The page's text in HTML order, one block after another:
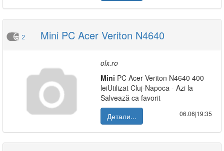
2 Mini PC Acer Veriton N4640
olx.ro
Mini PC Acer Veriton N4640 400
leiUtilizat Cluj-Napoca - Azi la
Salvează ca favorit
Детали...
06.06|19:35